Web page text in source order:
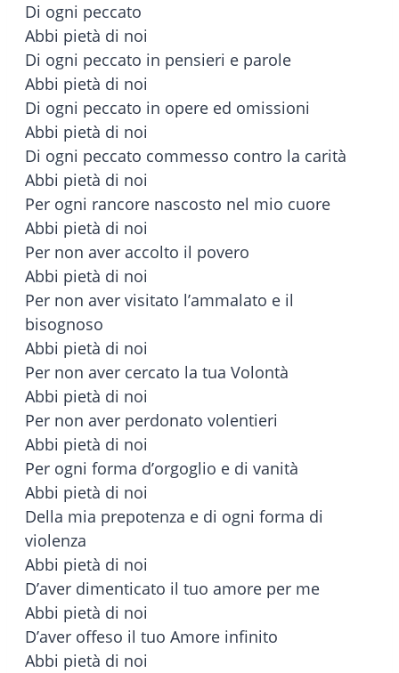
Di ogni peccato
Abbi pietà di noi
Di ogni peccato in pensieri e parole
Abbi pietà di noi
Di ogni peccato in opere ed omissioni
Abbi pietà di noi
Di ogni peccato commesso contro la carità
Abbi pietà di noi
Per ogni rancore nascosto nel mio cuore
Abbi pietà di noi
Per non aver accolto il povero
Abbi pietà di noi
Per non aver visitato l’ammalato e il
bisognoso
Abbi pietà di noi
Per non aver cercato la tua Volontà
Abbi pietà di noi
Per non aver perdonato volentieri
Abbi pietà di noi
Per ogni forma d’orgoglio e di vanità
Abbi pietà di noi
Della mia prepotenza e di ogni forma di
violenza
Abbi pietà di noi
D’aver dimenticato il tuo amore per me
Abbi pietà di noi
D’aver offeso il tuo Amore infinito
Abbi pietà di noi